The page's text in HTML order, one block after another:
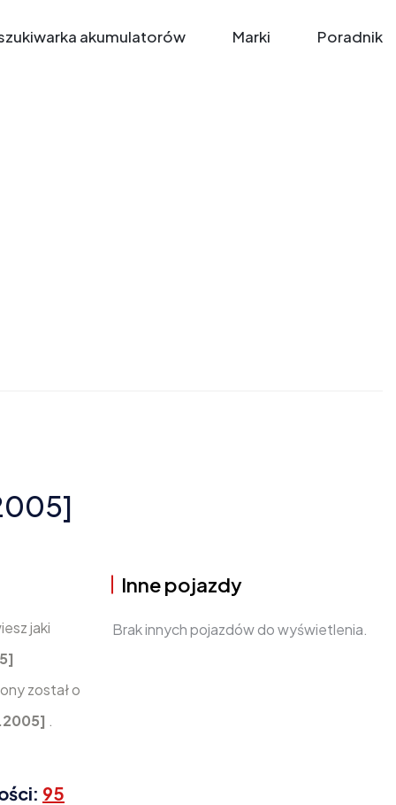
akumulatorów Marki Poradnik
jaki
został o
.
95
Inne pojazdy
Brak innych pojazdów do wyświetlenia.